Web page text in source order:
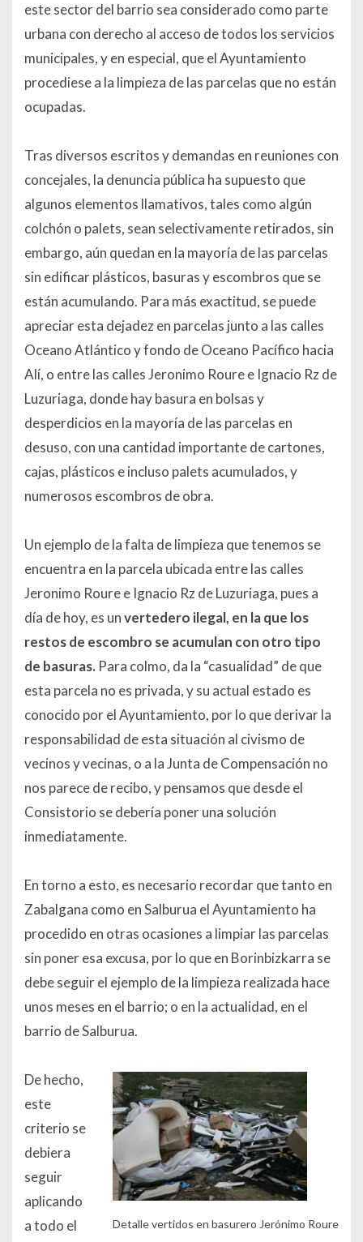
este sector del barrio sea considerado como parte
urbana con derecho al acceso de todos los servicios
municipales, y en especial, que el Ayuntamiento
procediese a la limpieza de las parcelas que no están
ocupadas.
Tras diversos escritos y demandas en reuniones con
concejales, la denuncia pública ha supuesto que
algunos elementos llamativos, tales como algún
colchón o palets, sean selectivamente retirados, sin
embargo, aún quedan en la mayoría de las parcelas
sin edificar plásticos, basuras y escombros que se
están acumulando. Para más exactitud, se puede
apreciar esta dejadez en parcelas junto a las calles
Oceano Atlántico y fondo de Oceano Pacífico hacia
Alí, o entre las calles Jeronimo Roure e Ignacio Rz de
Luzuriaga, donde hay basura en bolsas y
desperdicios en la mayoría de las parcelas en
desuso, con una cantidad importante de cartones,
cajas, plásticos e incluso palets acumulados, y
numerosos escombros de obra.
Un ejemplo de la falta de limpieza que tenemos se
encuentra en la parcela ubicada entre las calles
Jeronimo Roure e Ignacio Rz de Luzuriaga, pues a
día de hoy, es unvertedero ilegal, en la que los
restos de escombro se acumulan con otro tipo
de basuras. Para colmo, da la “casualidad” de que
esta parcela no es privada, y su actual estado es
conocido por el Ayuntamiento, por lo que derivar la
responsabilidad de esta situación al civismo de
vecinos y vecinas, o a la Junta de Compensación no
nos parece de recibo, y pensamos que desde el
Consistorio se debería poner una solución
inmediatamente.
En torno a esto, es necesario recordar que tanto en
Zabalgana como en Salburua el Ayuntamiento ha
procedido en otras ocasiones a limpiar las parcelas
sin poner esa excusa, por lo que en Borinbizkarra se
debe seguir el ejemplo de la limpieza realizada hace
unos meses en el barrio; o en la actualidad, en el
barrio de Salburua.
Detalle vertidos en basurero Jerónimo Roure
De hecho,
este
criterio se
debiera
seguir
aplicando
a todo el